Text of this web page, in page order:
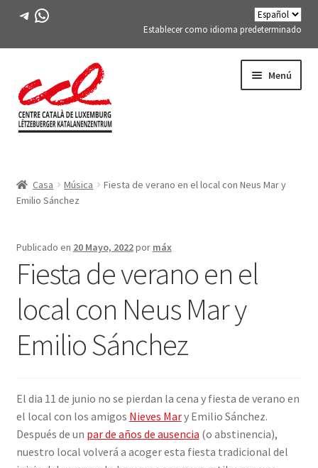
Telegrama
WhatsApp
Establecer como idioma predeterminado
la
navegación
al
contenido
Menú
menu
ACTIVIDADES
Expand
MIEMBROS DE FES-TE
LIBRO
INICIAR SESIÓN
Casa Música
Fiesta de verano en el local con Neus Mar y
Emilio Sánchez
Publicado en 20 Mayo, 2022por máx
Fiesta de verano en el
local con Neus Mar y
Emilio Sánchez
El dia 11 de junio no se pierdan la cena y fiesta de verano en
el local con los amigos Nieves Mary Emilio Sánchez.
Después de un par de años de ausencia (o abstinencia),
nuestro local volverá a acoger esta fiesta tradicional del